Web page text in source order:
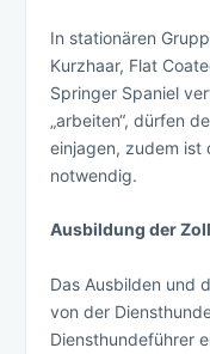
In stationären
Kurzhaar, Flat
Springer Spaniel
„arbeiten“, dürfen
einjagen, zudem
notwendig.
Ausbildung der
Das Ausbilden und
von der
Diensthundeführer